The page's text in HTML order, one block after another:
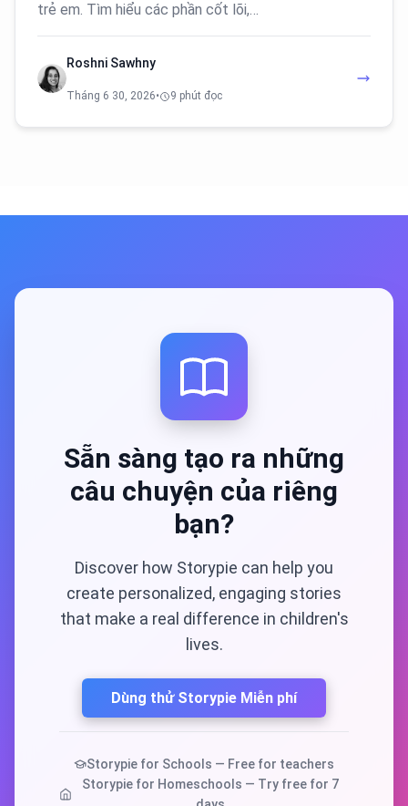
trẻ em. Tìm hiểu các phần cốt lõi,…
Roshni Sawhny
Tháng 6 30, 2026• 9 phút đọc
Sẵn sàng tạo ra những
câu chuyện của riêng
bạn?
Discover how Storypie can help you
create personalized, engaging stories
that make a real difference in children's
lives.
Dùng thử Storypie Miễn phí
Storypie for Schools — Free for teachers
Storypie for Homeschools — Try free for 7